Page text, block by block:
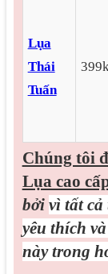
Lụa
Thái
Tuấn
Chúng tôi
Lụa cao
bởi vì tất cả
yêu thích
này trong